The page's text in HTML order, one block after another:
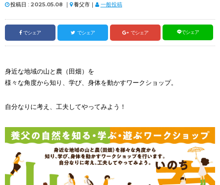
投稿日 : 2025.05.08 ｜ 養父市｜ 一般投稿
でシェア でシェア でシェア でシェア
身近な地域の山と農（田畑）を
様々な角度から知り、学び、身体を動かすワークショップ。
自分なりに考え、工夫してやってみよう！